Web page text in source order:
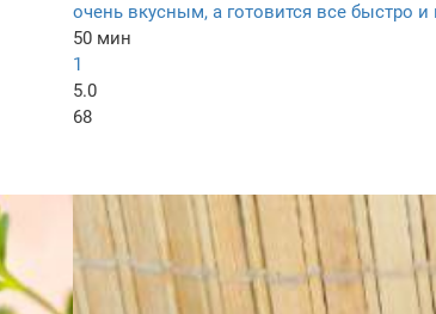
очень вкусным, а готовится все быстро и
50 мин
1
5.0
68